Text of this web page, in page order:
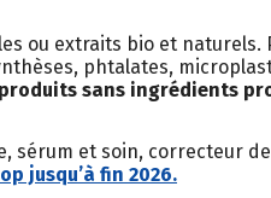
ou extraits bio et naturels.
phtalates,
sans ingrédients
sérum et soin, correcteur
jusqu’à fin 2026.